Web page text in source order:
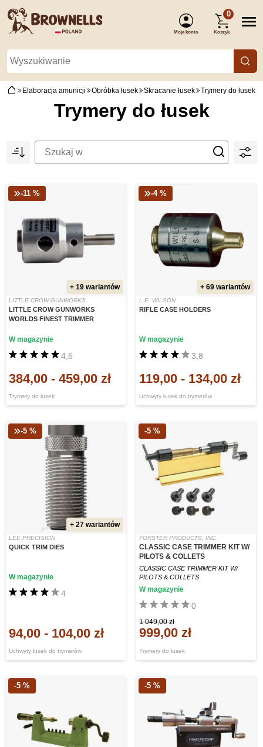
Moje konto
0
Koszyk
Elaboracja amunicji Obróbka łusek Skracanie łusek Trymery do łusek
Trymery do łusek
-11 %
+ 19 wariantów
LITTLE CROW GUNWORKS.
LITTLE CROW GUNWORKS
WORLDS FINEST TRIMMER
Trymery do łusek
4,6
W magazynie
384,00 - 459,00 zł
-4 %
+ 69 wariantów
L.E. WILSON
RIFLE CASE HOLDERS
Uchwyty łusek do trymerów
3,8
W magazynie
119,00 - 134,00 zł
-5 %
+ 27 wariantów
LEE PRECISION
QUICK TRIM DIES
Uchwyty łusek do trymerów
4
W magazynie
94,00 - 104,00 zł
-5 %
FORSTER PRODUCTS, INC.
CLASSIC CASE TRIMMER KIT W/
PILOTS & COLLETS
CLASSIC CASE TRIMMER KIT W/
PILOTS & COLLETS
Trymery do łusek
0
W magazynie
1 049,00 zł
999,00 zł
-5 % -5 %